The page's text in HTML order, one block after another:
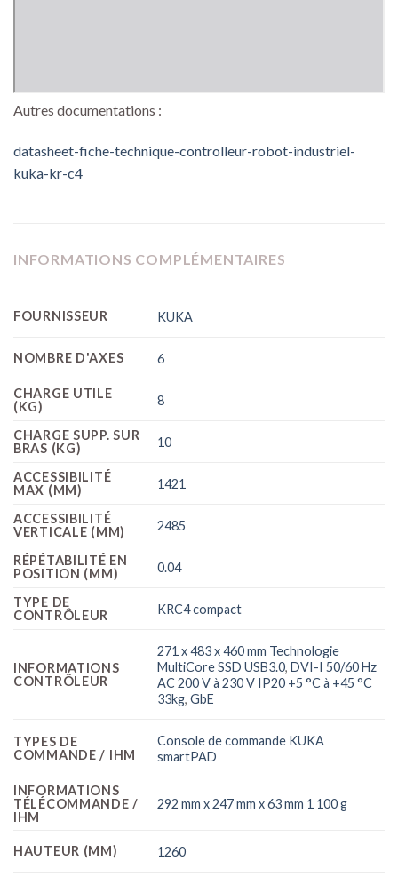
Autres documentations :
datasheet-fiche-technique-controlleur-robot-industriel-
kuka-kr-c4
INFORMATIONS COMPLÉMENTAIRES
FOURNISSEUR KUKA
NOMBRE D'AXES 6
CHARGE UTILE
(KG)
8
CHARGE SUPP. SUR
BRAS (KG)
10
ACCESSIBILITÉ
MAX (MM)
1421
ACCESSIBILITÉ
VERTICALE (MM)
2485
RÉPÉTABILITÉ EN
POSITION (MM)
0.04
TYPE DE
CONTRÔLEUR
KRC4 compact
INFORMATIONS
CONTRÔLEUR
271 x 483 x 460 mm Technologie
MultiCore SSD USB3.0,DVI-I 50/60 Hz
AC 200 V à 230 V IP20 +5 °C à +45 °C
33kg,GbE
TYPES DE
COMMANDE / IHM
Console de commande KUKA
smartPAD
INFORMATIONS
TÉLÉCOMMANDE /
IHM
292 mm x 247 mm x 63 mm 1 100 g
HAUTEUR (MM) 1260